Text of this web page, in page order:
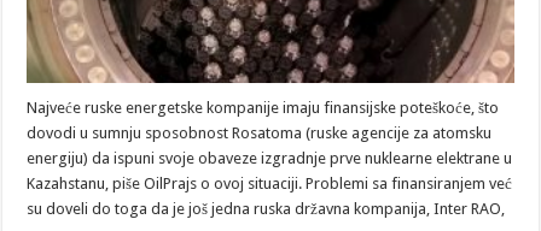
Najveće ruske energetske kompanije imaju finansijske poteškoće, što
dovodi u sumnju sposobnost Rosatoma (ruske agencije za atomsku
energiju) da ispuni svoje obaveze izgradnje prve nuklearne elektrane u
Kazahstanu, piše OilPrajs o ovoj situaciji. Problemi sa finansiranjem već
su doveli do toga da je još jedna ruska državna kompanija, Inter RAO,